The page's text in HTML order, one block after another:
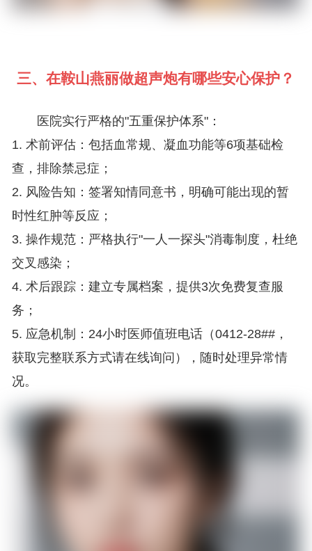
三、在鞍山燕丽做超声炮有哪些安心保护？
医院实行严格的"五重保护体系"：
1. 术前评估：包括血常规、凝血功能等6项基础检
查，排除禁忌症；
2. 风险告知：签署知情同意书，明确可能出现的暂
时性红肿等反应；
3. 操作规范：严格执行"一人一探头"消毒制度，杜绝
交叉感染；
4. 术后跟踪：建立专属档案，提供3次免费复查服
务；
5. 应急机制：24小时医师值班电话（0412-28##，
获取完整联系方式请在线询问），随时处理异常情
况。